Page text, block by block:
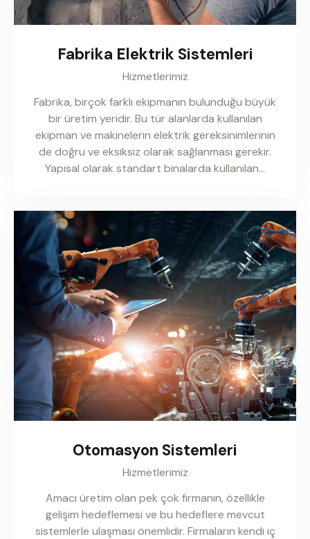
Fabrika Elektrik Sistemleri
Hizmetlerimiz
Fabrika, birçok farklı ekipmanın bulunduğu büyük
bir üretim yeridir. Bu tür alanlarda kullanılan
ekipman ve makinelerin elektrik gereksinimlerinin
de doğru ve eksiksiz olarak sağlanması gerekir.
Yapısal olarak standart binalarda kullanılan…
Otomasyon Sistemleri
Hizmetlerimiz
Amacı üretim olan pek çok firmanın, özellikle
gelişim hedeflemesi ve bu hedeflere mevcut
sistemlerle ulaşması önemlidir. Firmaların kendi iç